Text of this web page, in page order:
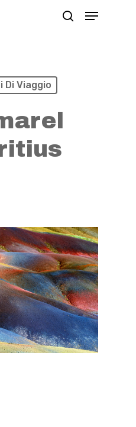
Menu
Di Viaggio